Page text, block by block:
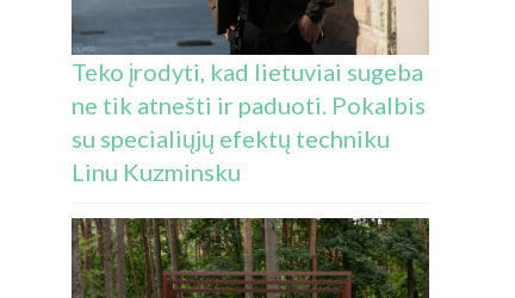
Teko įrodyti, kad lietuviai sugeba
ne tik atnešti ir paduoti. Pokalbis
su specialiųjų efektų techniku
Linu Kuzminsku